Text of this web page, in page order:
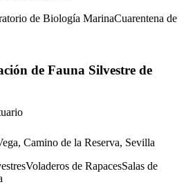
de Biología MarinaCuarentena de
de Fauna Silvestre de
Camino de la Reserva, Sevilla
Voladeros de RapacesSalas de